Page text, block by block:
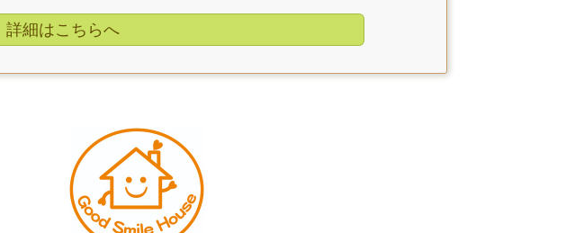
詳細はこちらへ